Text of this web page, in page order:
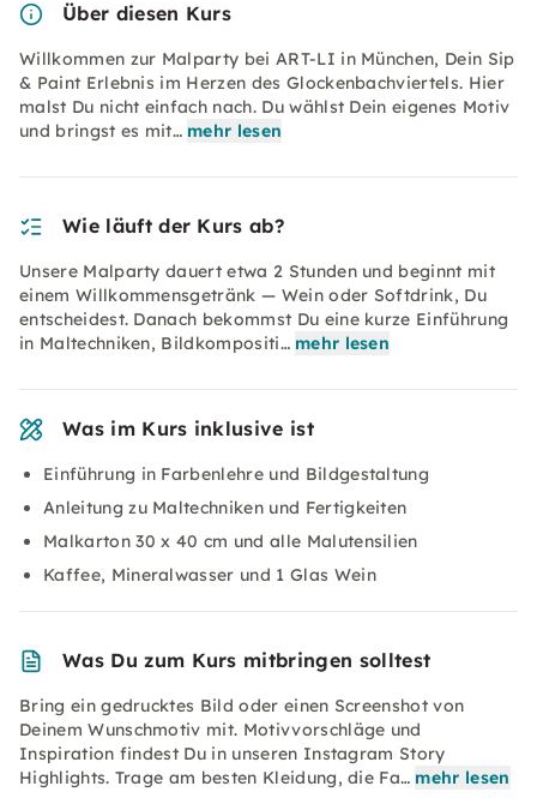
Über diesen Kurs
Willkommen zur Malparty bei ART-LI in München, Dein Sip
& Paint Erlebnis im Herzen des Glockenbachviertels. Hier
malst Du nicht einfach nach. Du wählst Dein eigenes Motiv
und bringst es mit… mehr lesen
Wie läuft der Kurs ab?
Unsere Malparty dauert etwa 2 Stunden und beginnt mit
einem Willkommensgetränk — Wein oder Softdrink, Du
entscheidest. Danach bekommst Du eine kurze Einführung
in Maltechniken, Bildkompositi… mehr lesen
Was im Kurs inklusive ist
Einführung in Farbenlehre und Bildgestaltung
Anleitung zu Maltechniken und Fertigkeiten
Malkarton 30 x 40 cm und alle Malutensilien
Kaffee, Mineralwasser und 1 Glas Wein
Was Du zum Kurs mitbringen solltest
Bring ein gedrucktes Bild oder einen Screenshot von
Deinem Wunschmotiv mit. Motivvorschläge und
Inspiration findest Du in unseren Instagram Story
Highlights. Trage am besten Kleidung, die Fa… mehr lesen